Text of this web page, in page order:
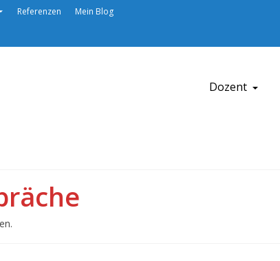
Referenzen
Mein Blog
Dozent